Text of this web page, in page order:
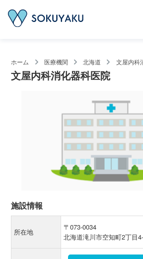
ホーム 医療機関 北海道 文屋内科
文屋内科消化器科医院
施設情報
所在地
〒073-0034
北海道滝川市空知町2丁目